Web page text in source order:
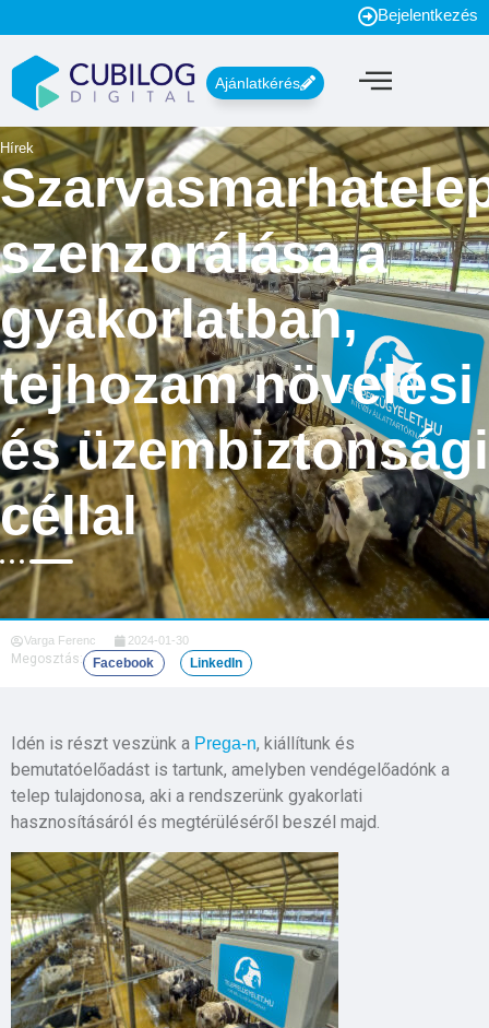
Bejelentkezés
Ajánlatkérés
Hírek
szenzorálása a
gyakorlatban,
tejhozam növelési
és üzembiztonsági
céllal
Varga Ferenc 2024-01-30
Megosztás: Facebook LinkedIn
Idén is részt veszünk a Prega-n, kiállítunk és
bemutatóelőadást is tartunk, amelyben vendégelőadónk a
telep tulajdonosa, aki a rendszerünk gyakorlati
hasznosításáról és megtérüléséről beszél majd.